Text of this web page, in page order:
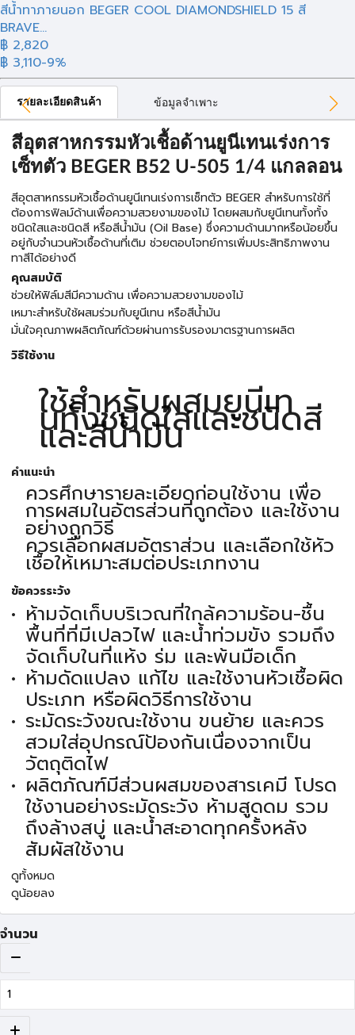
สีน้ำทาภายนอก BEGER COOL DIAMONDSHIELD 15 สี
BRAVE...
฿ 2,820
฿ 3,110-9%
รายละเอียดสินค้า ข้อมูลจำเพาะ
สีอุตสาหกรรมหัวเชื้อด้านยูนีเทนเร่งการ
เซ็ทตัว BEGER B52 U-505 1/4 แกลลอน
สีอุตสาหกรรมหัวเชื้อด้านยูนีเทนเร่งการเซ็ทตัว BEGER สำหรับการใช้ที่
ต้องการฟิลม์ด้านเพื่อความสวยงามของไม้ โดยผสมกับยูนีเทนทั้งทั้ง
ชนิดใสและชนิดสี หรือสีน้ำมัน (Oil Base) ซึ่งความด้านมากหรือน้อยขึ้น
อยู่กับจำนวนหัวเชื้อด้านที่เติม ช่วยตอบโจทย์การเพิ่มประสิทธิภาพงาน
ทาสีได้อย่างดี
คุณสมบัติ
ช่วยให้ฟิล์มสีมีความด้าน เพื่อความสวยงามของไม้
เหมาะสำหรับใช้ผสมร่วมกับยูนีเทน หรือสีน้ำมัน
มั่นใจคุณภาพผลิตภัณฑ์ด้วยผ่านการรับรองมาตรฐานการผลิต
วิธีใช้งาน
ใช้สำหรับผสมยูนีเท
นทั้งชนิดใสและชนิดสี
และสีน้ำมัน
คำแนะนำ
ควรศึกษารายละเอียดก่อนใช้งาน เพื่อ
การผสมในอัตรส่วนที่ถูกต้อง และใช้งาน
อย่างถูกวิธี
ควรเลือกผสมอัตราส่วน และเลือกใช้หัว
เชื้อให้เหมาะสมต่อประเภทงาน
ข้อควรระวัง
ห้ามจัดเก็บบริเวณที่ใกล้ความร้อน-ชื้น
พื้นที่ที่มีเปลวไฟ และน้ำท่วมขัง รวมถึง
จัดเก็บในที่แห้ง ร่ม และพ้นมือเด็ก
ห้ามดัดแปลง แก้ไข และใช้งานหัวเชื้อผิด
ประเภท หรือผิดวิธีการใช้งาน
ระมัดระวังขณะใช้งาน ขนย้าย และควร
สวมใส่อุปกรณ์ป้องกันเนื่องจากเป็น
วัตถุติดไฟ
ผลิตภัณฑ์มีส่วนผสมของสารเคมี โปรด
ใช้งานอย่างระมัดระวัง ห้ามสูดดม รวม
ถึงล้างสบู่ และน้ำสะอาดทุกครั้งหลัง
สัมผัสใช้งาน
ดูทั้งหมด
ดูน้อยลง
จำนวน